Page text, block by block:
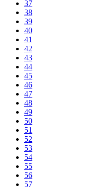
37
38
39
40
41
42
43
44
45
46
47
48
49
50
51
52
53
54
55
56
57